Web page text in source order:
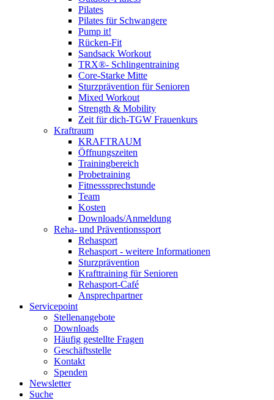
Pilates
Pilates für Schwangere
Pump it!
Rücken-Fit
Sandsack Workout
TRX®- Schlingentraining
Core-Starke Mitte
Sturzprävention für Senioren
Mixed Workout
Strength & Mobility
Zeit für dich-TGW Frauenkurs
Kraftraum
KRAFTRAUM
Öffnungszeiten
Trainingbereich
Probetraining
Fitnesssprechstunde
Team
Kosten
Downloads/Anmeldung
Reha- und Präventionssport
Rehasport
Rehasport - weitere Informationen
Sturzprävention
Krafttraining für Senioren
Rehasport-Café
Ansprechpartner
Servicepoint
Stellenangebote
Downloads
Häufig gestellte Fragen
Geschäftsstelle
Kontakt
Spenden
Newsletter
Suche